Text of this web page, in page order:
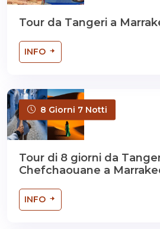
Tour da Tangeri a
INFO
8 Giorni 7 Notti
Tour di 8 giorni da
Chefchaouane a
INFO